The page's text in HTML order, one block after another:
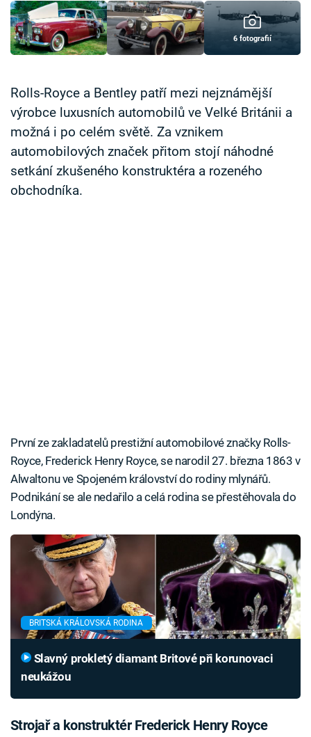
Přihlášení
Sledujte nás
6 fotografií
Rolls-Royce a Bentley patří mezi nejznámější
výrobce luxusních automobilů ve Velké Británii a
možná i po celém světě. Za vznikem
automobilových značek přitom stojí náhodné
setkání zkušeného konstruktéra a rozeného
obchodníka.
První ze zakladatelů prestižní automobilové značky Rolls-
Royce, Frederick Henry Royce, se narodil 27. března 1863 v
Alwaltonu ve Spojeném království do rodiny mlynářů.
Podnikání se ale nedařilo a celá rodina se přestěhovala do
Londýna.
BRITSKÁ KRÁLOVSKÁ RODINA
neukážou
Strojař a konstruktér Frederick Henry Royce